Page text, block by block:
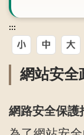
:::
網站安全
網路安全保護